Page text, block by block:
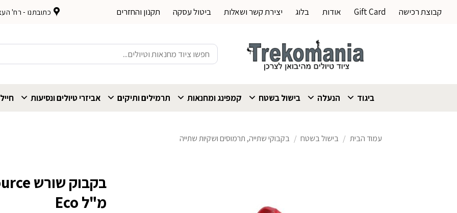
קבוצת רכישה Gift Card אודות בלוג יצירת קשר ושאלות ביטול עסקה תקנון והחזרים כתובתנו - רח' העצמאות
חיפוש
עבור:
ביגוד הנעלה בישול בשטח קמפינג ומחנאות תרמילים ותיקים אביזרי טיולים ונסיעות
עמוד הבית / בישול בשטח / בקבוקי שתייה, תרמוסים ושקיות שתייה
מ"ל Eco